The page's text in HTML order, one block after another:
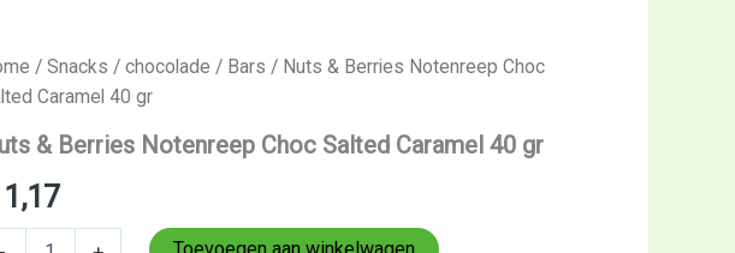
/ Snacks / chocolade / Bars / Nuts & Berries Notenreep Choc
Caramel 40 gr
& Berries Notenreep Choc Salted Caramel 40 gr